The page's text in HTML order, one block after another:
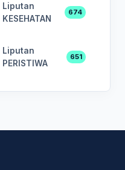
Liputan
KESEHATAN
674
Liputan
PERISTIWA
651